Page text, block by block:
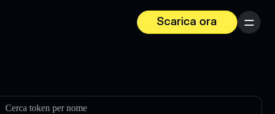
Scarica ora
Menu
Cerca token per nome